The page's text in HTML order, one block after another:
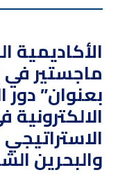
الأكاديمية
ماجستير في
بعنوان”
والبحرين